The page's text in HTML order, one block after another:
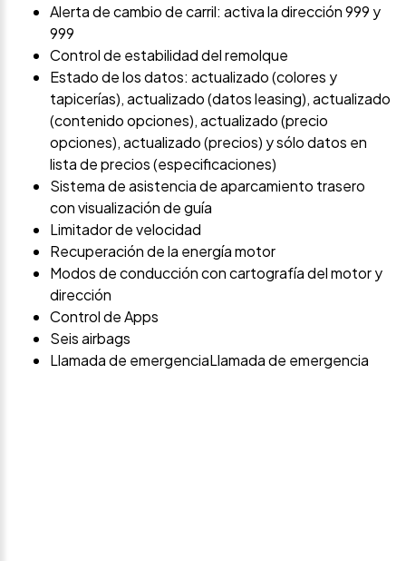
Alerta de cambio de carril: activa la dirección 999 y
999
Control de estabilidad del remolque
Estado de los datos: actualizado (colores y
tapicerías), actualizado (datos leasing), actualizado
(contenido opciones), actualizado (precio
opciones), actualizado (precios) y sólo datos en
lista de precios (especificaciones)
Sistema de asistencia de aparcamiento trasero
con visualización de guía
Limitador de velocidad
Recuperación de la energía motor
Modos de conducción con cartografía del motor y
dirección
Control de Apps
Seis airbags
Llamada de emergenciaLlamada de emergencia